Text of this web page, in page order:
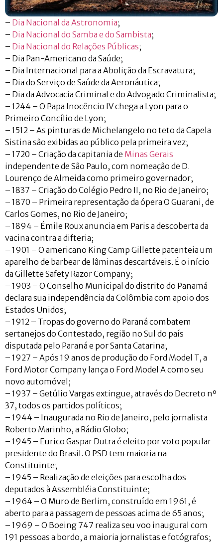
– Dia Nacional da Astronomia;
– Dia Nacional do Samba e do Sambista;
– Dia Nacional do Relações Públicas;
– Dia Pan-Americano da Saúde;
– Dia Internacional para a Abolição da Escravatura;
– Dia do Serviço de Saúde da Aeronáutica;
– Dia da Advocacia Criminal e do Advogado Criminalista;
– 1244 – O Papa Inocêncio IV chega a Lyon para o
Primeiro Concílio de Lyon;
– 1512 – As pinturas de Michelangelo no teto da Capela
Sistina são exibidas ao público pela primeira vez;
– 1720 – Criação da capitania de Minas Gerais
independente de São Paulo, com nomeação de D.
Lourenço de Almeida como primeiro governador;
– 1837 – Criação do Colégio Pedro II, no Rio de Janeiro;
– 1870 – Primeira representação da ópera O Guarani, de
Carlos Gomes, no Rio de Janeiro;
– 1894 – Émile Roux anuncia em Paris a descoberta da
vacina contra a difteria;
– 1901 – O americano King Camp Gillette patenteia um
aparelho de barbear de lâminas descartáveis. É o início
da Gillette Safety Razor Company;
– 1903 – O Conselho Municipal do distrito do Panamá
declara sua independência da Colômbia com apoio dos
Estados Unidos;
– 1912 – Tropas do governo do Paraná combatem
sertanejos do Contestado, região no Sul do país
disputada pelo Paraná e por Santa Catarina;
– 1927 – Após 19 anos de produção do Ford Model T, a
Ford Motor Company lança o Ford Model A como seu
novo automóvel;
– 1937 – Getúlio Vargas extingue, através do Decreto nº
37, todos os partidos políticos;
– 1944 – Inaugurada no Rio de Janeiro, pelo jornalista
Roberto Marinho, a Rádio Globo;
– 1945 – Eurico Gaspar Dutra é eleito por voto popular
presidente do Brasil. O PSD tem maioria na
Constituinte;
– 1945 – Realização de eleições para escolha dos
deputados à Assembléia Constituinte;
– 1964 – O Muro de Berlim, construído em 1961, é
aberto para a passagem de pessoas acima de 65 anos;
– 1969 – O Boeing 747 realiza seu voo inaugural com
191 pessoas a bordo, a maioria jornalistas e fotógrafos;